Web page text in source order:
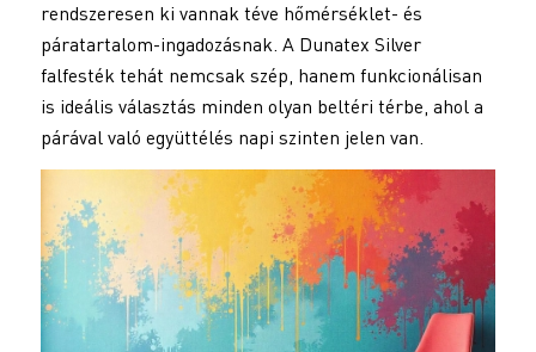
rendszeresen ki vannak téve hőmérséklet- és
páratartalom-ingadozásnak. A Dunatex Silver
falfesték tehát nemcsak szép, hanem funkcionálisan
is ideális választás minden olyan beltéri térbe, ahol a
párával való együttélés napi szinten jelen van.